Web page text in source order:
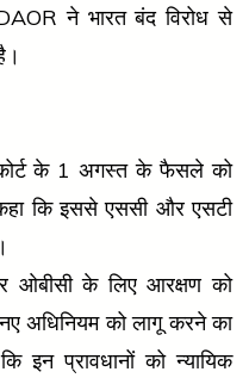
ने भारत बंद विरोध से
के 1 अगस्त के फैसले को
कि इससे एससी और एसटी
ओबीसी के लिए आरक्षण को
अधिनियम को लागू करने का
इन प्रावधानों को न्यायिक